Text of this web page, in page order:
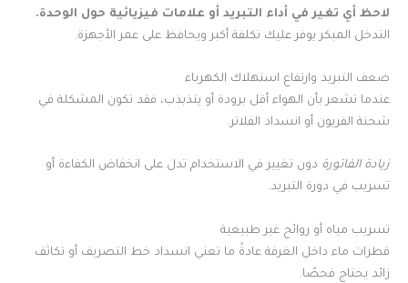
لاحظ أي تغير في أداء التبريد أو علامات فيزيائية حول الوحدة.
التدخل المبكر يوفر عليك تكلفة أكبر ويحافظ على عمر الأجهزة.
ضعف التبريد وارتفاع استهلاك الكهرباء
عندما تشعر بأن الهواء أقل برودة أو يتذبذب، فقد تكون المشكلة في
شحنة الفريون أو انسداد الفلاتر.
زيادة الفاتورة دون تغيير في الاستخدام تدل على انخفاض الكفاءة أو
تسريب في دورة التبريد.
تسريب مياه أو روائح غير طبيعية
قطرات ماء داخل الغرفة عادةً ما تعني انسداد خط التصريف أو تكاثف
زائد يحتاج فحصًا.